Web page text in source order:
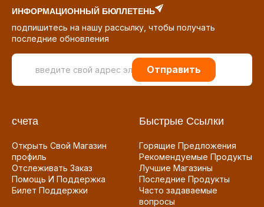
ИНФОРМАЦИОННЫЙ БЮЛЛЕТЕНЬ
подпишитесь на нашу рассылку, чтобы получать
последние обновления
Отправить
счета
Открыть Свой Магазин
профиль
Отслеживать Заказ
Помощь И Поддержка
Билет Поддержки
Быстрые Ссылки
Горящие Предложения
Рекомендуемые Продукты
Лучшие Магазины
Последние Продукты
Часто задаваемые
вопросы